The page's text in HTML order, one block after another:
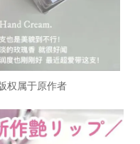
权属于原作者